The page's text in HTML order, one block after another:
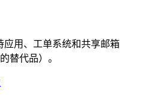
应用、工单系统和共享邮箱
替代品）。